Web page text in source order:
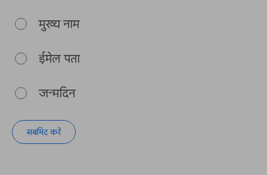
मुख्य नाम
ईमेल पता
जन्मदिन
सबमिट करें